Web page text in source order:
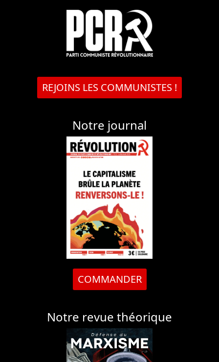
REJOINS LES COMMUNISTES !
Notre journal
COMMANDER
Notre revue théorique